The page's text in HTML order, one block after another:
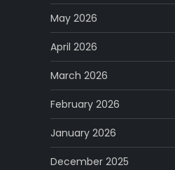
May 2026
April 2026
March 2026
February 2026
January 2026
December 2025